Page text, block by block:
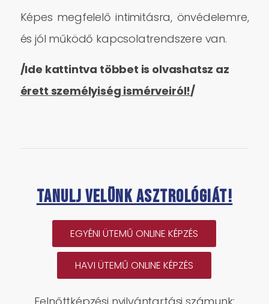
Képes megfelelő intimitásra, önvédelemre,
és jól működő kapcsolatrendszere van.
/Ide kattintva többet is olvashatsz az
érett személyiség ismérveiról!/
Tanulj velünk asztrológiát!
EGYÉNI ÜTEMŰ ONLINE KÉPZÉS
HAVI ÜTEMŰ ONLINE KÉPZÉS